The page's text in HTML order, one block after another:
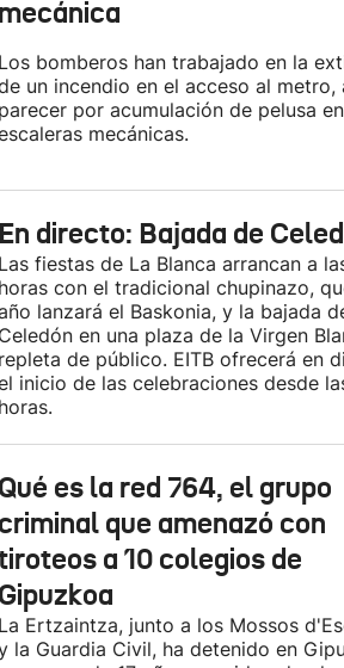
bomberos han trabajado en la
un incendio en el acceso al metro,
por acumulación de pelusa
mecánicas.
directo: Bajada de
fiestas de La Blanca arrancan a
con el tradicional chupinazo,
lanzará el Baskonia, y la bajada
en una plaza de la Virgen
de público. EITB ofrecerá en
inicio de las celebraciones desde
es la red 764, el grupo
que amenazó con
a 10 colegios de
Ertzaintza, junto a los Mossos
la Guardia Civil, ha detenido en